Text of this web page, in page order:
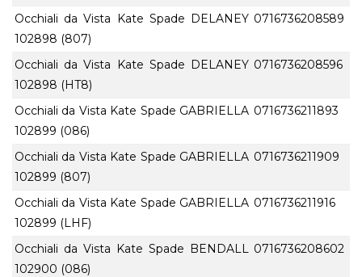
Occhiali da Vista Kate Spade DELANEY
102898 (807)
0716736208589
Occhiali da Vista Kate Spade DELANEY
102898 (HT8)
0716736208596
Occhiali da Vista Kate Spade GABRIELLA
102899 (086)
0716736211893
Occhiali da Vista Kate Spade GABRIELLA
102899 (807)
0716736211909
Occhiali da Vista Kate Spade GABRIELLA
102899 (LHF)
0716736211916
Occhiali da Vista Kate Spade BENDALL
102900 (086)
0716736208602